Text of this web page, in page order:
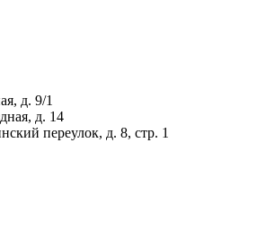
д. 9/1
д. 14
переулок, д. 8, стр. 1